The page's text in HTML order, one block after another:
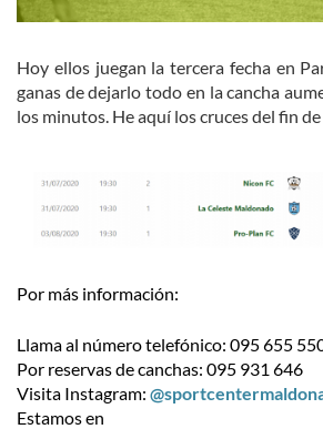
Hoy ellos juegan la tercera fecha en
ganas de dejarlo todo en la cancha
los minutos. He aquí los cruces del fin
Por más información:
Llama al número telefónico: 095 655
Por reservas de canchas: 095 931 646
Visita Instagram:
Estamos en